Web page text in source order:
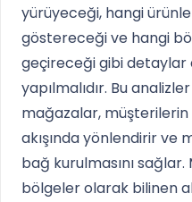
yürüyeceği, hangi
göstereceği ve hangi
geçireceği gibi detaylar
yapılmalıdır. Bu
mağazalar, müşterilerin
akışında yönlendirir ve
bağ kurulmasını
bölgeler olarak bilinen